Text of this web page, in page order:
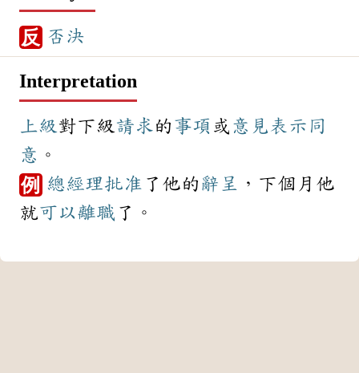
反 否決
Interpretation
上級 對下級 請求的 事項 或 意見 表示 同
意 。
例 總經理批准 了他的 辭呈
，下個月他
就可以離職 了。